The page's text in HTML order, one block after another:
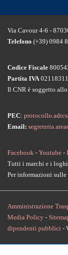
Via Cavour 4-6 -
Telefono (+39) 0984
Codice Fiscale
Partita IVA
Il CNR è soggetto
PEC:
Email:
Facebook - Youtube -
Tutti i marchi e i
Per informazioni
Amministrazione
Media Policy -
dipendenti pubblici -